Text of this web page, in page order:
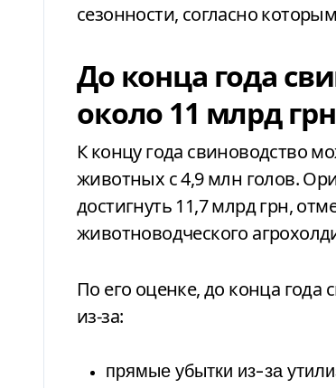
сезонности, согласно
До конца года
около 11 млрд
К концу года свиноводство
животных с 4,9 млн голов.
достигнуть 11,7 млрд грн,
животноводческого
По его оценке, до конца года
из-за:
прямые убытки из-за